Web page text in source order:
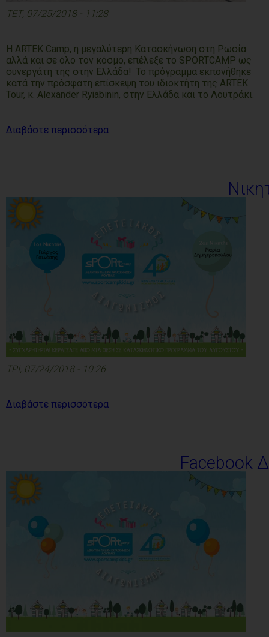
ΤΕΤ, 07/25/2018 - 11:28
Η ARTEK Camp, η μεγαλύτερη Κατασκήνωση στη Ρωσία
αλλά και σε όλο τον κόσμο, επέλεξε το SPORTCAMP ως
συνεργάτη της στην Ελλάδα! Το πρόγραμμα εκπονήθηκε
κατά την πρόσφατη επίσκεψη του ιδιοκτήτη της ARTEK
Tour, κ. Alexander Ryiabinin, στην Ελλάδα και το Λουτράκι.
Διαβάστε περισσότερα
ΤΡΙ, 07/24/2018 - 10:26
Διαβάστε περισσότερα
Facebook